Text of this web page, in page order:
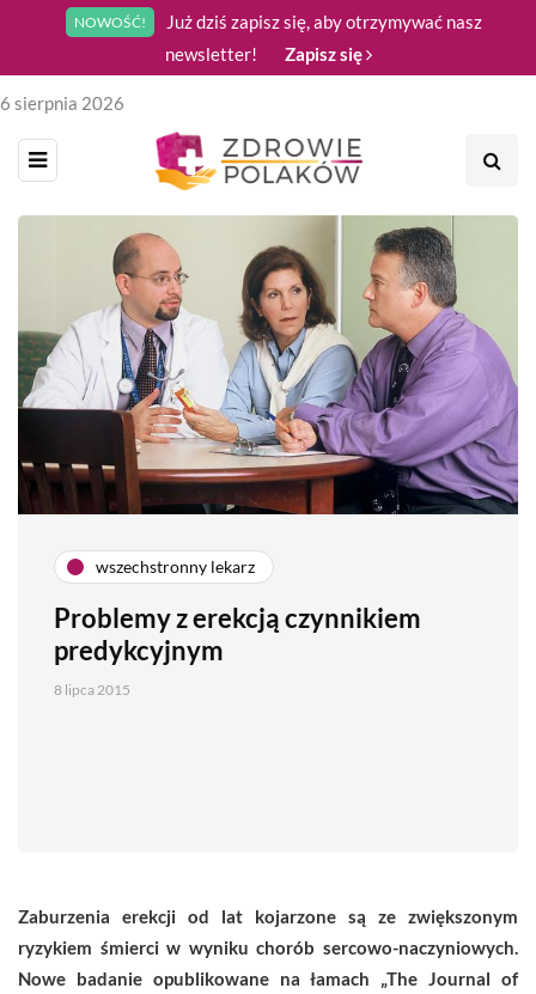
NOWOŚĆ!
Już dziś zapisz się, aby otrzymywać nasz
newsletter!
Zapisz się
6 sierpnia 2026
wszechstronny lekarz
Problemy z erekcją czynnikiem
predykcyjnym
8 lipca 2015
Zaburzenia erekcji od lat kojarzone są ze zwiększonym
ryzykiem śmierci w wyniku chorób sercowo-naczyniowych.
Nowe badanie opublikowane na łamach „The Journal of